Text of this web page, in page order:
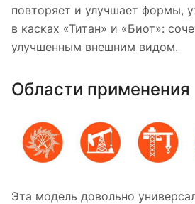
повторяет и улучшает формы,
в касках «Титан» и «Биот»:
улучшенным внешним видом.
Области применения
Эта модель довольно